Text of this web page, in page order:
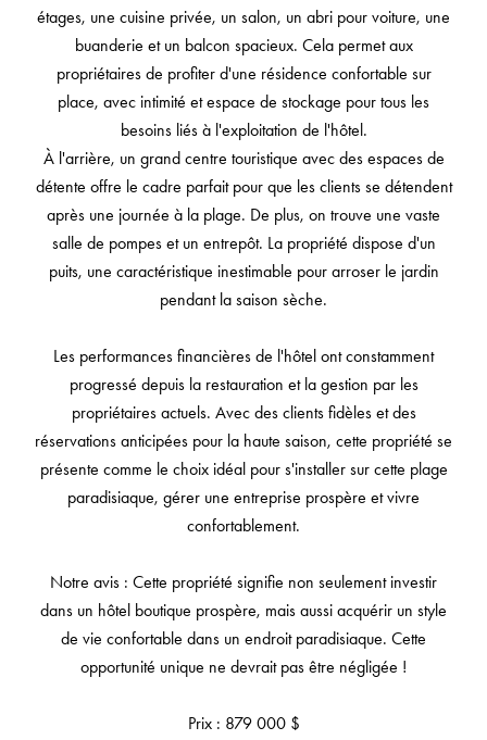
étages, une cuisine privée, un salon, un abri pour voiture, une
buanderie et un balcon spacieux. Cela permet aux
propriétaires de profiter d'une résidence confortable sur
place, avec intimité et espace de stockage pour tous les
besoins liés à l'exploitation de l'hôtel.
À l'arrière, un grand centre touristique avec des espaces de
détente offre le cadre parfait pour que les clients se détendent
après une journée à la plage. De plus, on trouve une vaste
salle de pompes et un entrepôt. La propriété dispose d'un
puits, une caractéristique inestimable pour arroser le jardin
pendant la saison sèche.
Les performances financières de l'hôtel ont constamment
progressé depuis la restauration et la gestion par les
propriétaires actuels. Avec des clients fidèles et des
réservations anticipées pour la haute saison, cette propriété se
présente comme le choix idéal pour s'installer sur cette plage
paradisiaque, gérer une entreprise prospère et vivre
confortablement.
Notre avis : Cette propriété signifie non seulement investir
dans un hôtel boutique prospère, mais aussi acquérir un style
de vie confortable dans un endroit paradisiaque. Cette
opportunité unique ne devrait pas être négligée !
Prix : 879 000 $